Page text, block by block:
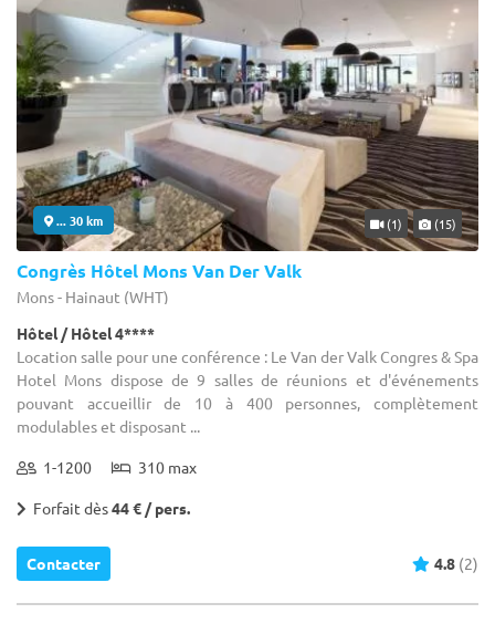
... 30 km (1) (15)
Congrès Hôtel Mons Van Der Valk
Mons - Hainaut (WHT)
Hôtel / Hôtel 4****
Location salle pour une conférence : Le Van der Valk Congres & Spa
Hotel Mons dispose de 9 salles de réunions et d'événements
pouvant accueillir de 10 à 400 personnes, complètement
modulables et disposant ...
1-1200 310 max
Forfait dès44 € / pers.
Contacter 4.8 (2)